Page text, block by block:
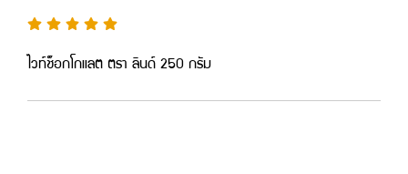
ไวท์ช็อกโกแลต ตรา ลินด์ 250 กรัม